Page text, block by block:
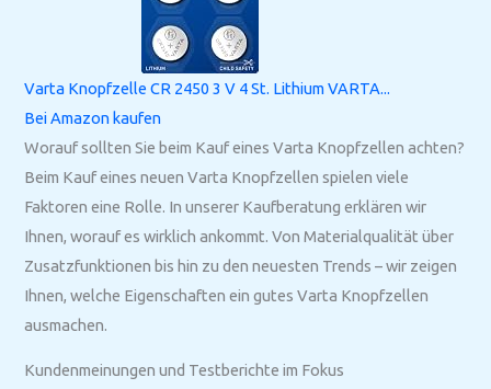
Varta Knopfzelle CR 2450 3 V 4 St. Lithium VARTA...
Bei Amazon kaufen
Worauf sollten Sie beim Kauf eines Varta Knopfzellen achten?
Beim Kauf eines neuen Varta Knopfzellen spielen viele
Faktoren eine Rolle. In unserer Kaufberatung erklären wir
Ihnen, worauf es wirklich ankommt. Von Materialqualität über
Zusatzfunktionen bis hin zu den neuesten Trends – wir zeigen
Ihnen, welche Eigenschaften ein gutes Varta Knopfzellen
ausmachen.
Kundenmeinungen und Testberichte im Fokus